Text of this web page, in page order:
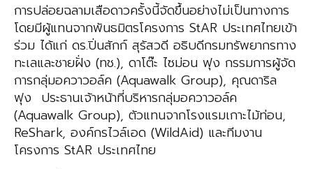
การปล่อยฉลามเสือดาวครั้งนี้จัดขึ้นอย่างไม่เป็นทางการ
โดยมีผู้แทนจากพันธมิตรโครงการ StAR ประเทศไทยเข้า
ร่วม ได้แก่ ดร.ปิ่นสักก์ สุรัสวดี อธิบดีกรมทรัพยากรทาง
ทะเลและชายฝั่ง (ทช.), ดาโต๊ะ ไซม่อน ฟุง กรรมการผู้จัด
การกลุ่มอควาวอล์ค (Aquawalk Group), คุณดาริล
ฟุง ประธานเจ้าหน้าที่บริหารกลุ่มอควาวอล์ค
(Aquawalk Group), ตัวแทนจากโรงแรมเกาะไม้ท่อน,
ReShark, องค์กรไวล์เอด (WildAid) และทีมงาน
โครงการ StAR ประเทศไทย